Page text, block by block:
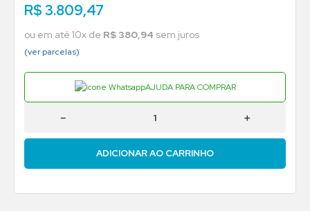
R$3.809,47
ou em até 10x de R$ 380,94 sem juros
(ver parcelas)
AJUDA PARA COMPRAR
＋
－
ADICIONAR AO CARRINHO